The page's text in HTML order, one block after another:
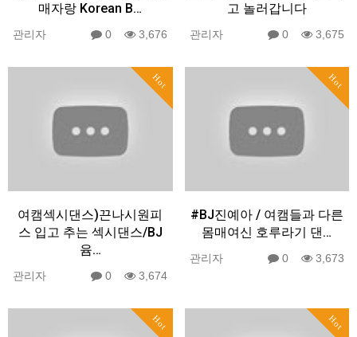
매자랑 Korean B…
관리자 0 3,676
고 놀러갑니다
관리자 0 3,675
Hot
여캠섹시댄스)끈나시원피
스 입고 추는 섹시댄스/BJ
윰…
관리자 0 3,674
Hot
#BJ진예아 / 여캠들과 다른
몸매여신 호루라기 댄…
관리자 0 3,673
Hot Hot